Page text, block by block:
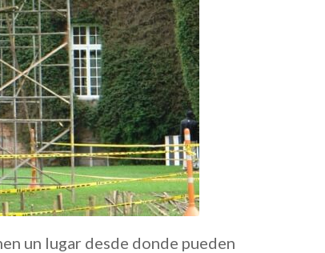
un lugar desde donde pueden